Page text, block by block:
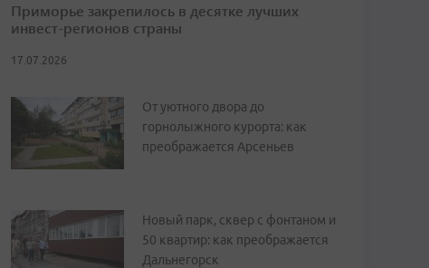
Приморье закрепилось в десятке лучших
инвест-регионов страны
17.07.2026
От уютного двора до
горнолыжного курорта: как
преображается Арсеньев
Новый парк, сквер с фонтаном и
50 квартир: как преображается
Дальнегорск